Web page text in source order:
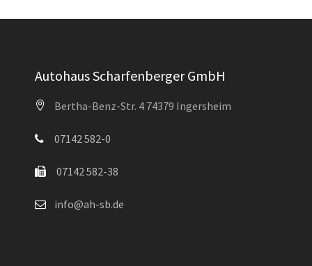
Autohaus Scharfenberger GmbH
Bertha-Benz-Str. 4 74379 Ingersheim
07142 582-0
07142 582-38
info@ah-sb.de